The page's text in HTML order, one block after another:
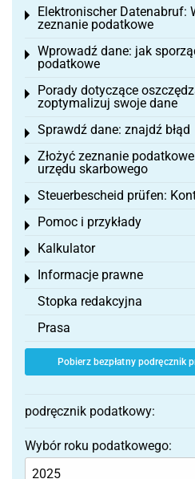
Elektronischer Datenabruf:
zeznanie podatkowe
Toggle menu
Wprowadź dane: jak
podatkowe
Toggle menu
Porady dotyczące
zoptymalizuj swoje dane
Toggle menu
Sprawdź dane: znajdź błąd
Toggle menu
Złożyć zeznanie
urzędu skarbowego
Toggle menu
Steuerbescheid prüfen:
Toggle menu
Pomoc i przykłady
Toggle menu
Kalkulator
Toggle menu
Informacje prawne
Toggle menu
Stopka redakcyjna
Prasa
Pobierz bezpłatny podręcznik
podręcznik podatkowy:
Wybór roku podatkowego: